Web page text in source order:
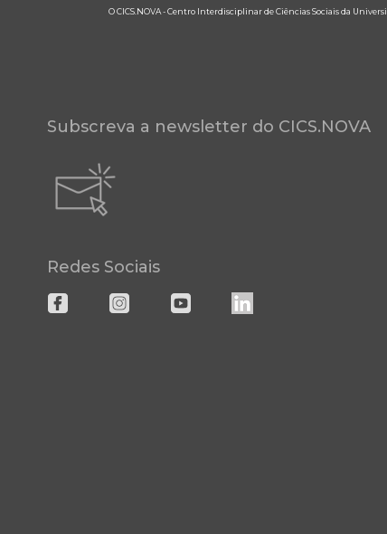
O CICS.NOVA - Centro Interdisciplinar de Ciências Sociais da
Subscreva a newsletter do CICS.NOVA
Redes Sociais